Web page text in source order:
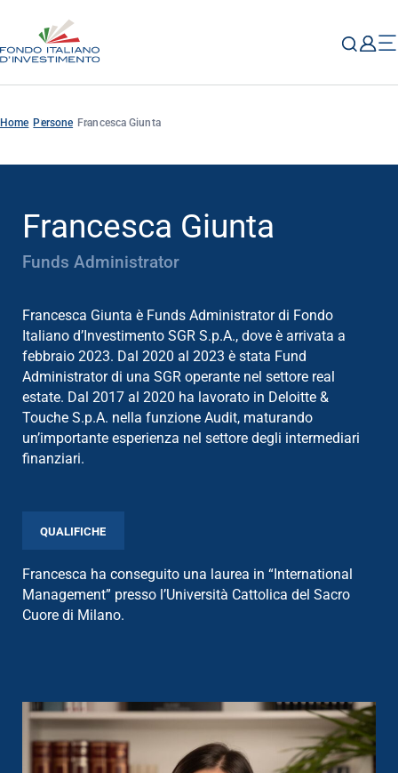
Home Persone Francesca Giunta
Francesca Giunta
Funds Administrator
Francesca Giunta è Funds Administrator di Fondo
Italiano d’Investimento SGR S.p.A., dove è arrivata a
febbraio 2023. Dal 2020 al 2023 è stata Fund
Administrator di una SGR operante nel settore real
estate. Dal 2017 al 2020 ha lavorato in Deloitte &
Touche S.p.A. nella funzione Audit, maturando
un’importante esperienza nel settore degli intermediari
finanziari.
QUALIFICHE
Francesca ha conseguito una laurea in “International
Management” presso l’Università Cattolica del Sacro
Cuore di Milano.